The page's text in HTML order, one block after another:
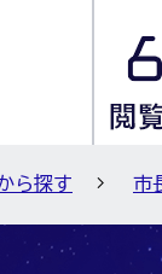
ら探す 市